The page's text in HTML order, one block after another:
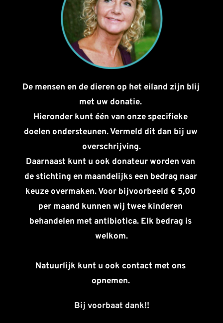
De mensen en de dieren op het eiland zijn blij
met uw donatie.
Hieronder kunt één van onze specifieke
doelen ondersteunen. Vermeld dit dan bij uw
overschrijving.
Daarnaast kunt u ook donateur worden van
de stichting en maandelijks een bedrag naar
keuze overmaken. Voor bijvoorbeeld € 5,00
per maand kunnen wij twee kinderen
behandelen met antibiotica. Elk bedrag is
welkom.
Natuurlijk kunt u ook contact met ons
opnemen.
Bij voorbaat dank!!